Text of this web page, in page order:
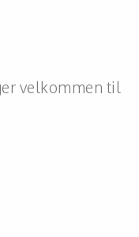
velkommen til